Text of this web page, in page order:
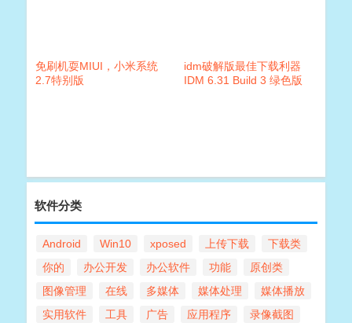
免刷机耍MIUI，小米系统
2.7特别版
idm破解版最佳下载利器
IDM 6.31 Build 3 绿色版
软件分类
Android Win10 xposed 上传下载
下载类
你的
办公开发 办公软件 功能
原创类
图像管理
在线 多媒体 媒体处理
媒体播放
实用软件
工具 广告 应用程序
录像截图